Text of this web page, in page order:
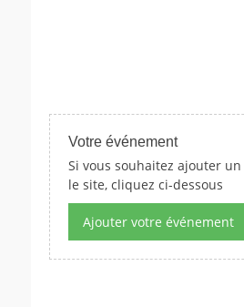
Votre événement
Si vous souhaitez ajouter
le site, cliquez ci-dessous
Ajouter votre événement